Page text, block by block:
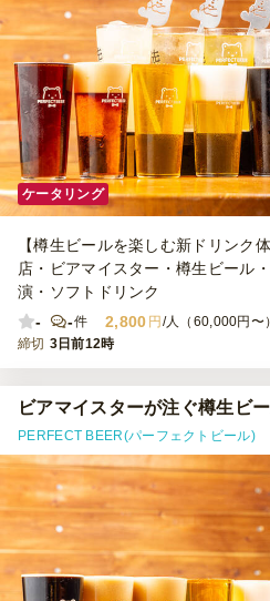
ケータリング
【樽生ビールを楽しむ新ドリンク
店・ビアマイスター・樽生ビール
演・ソフトドリンク
-
-件 2,800 円/人（60,000円〜）
締切 3日前12時
ビアマイスターが注ぐ樽生ビ
PERFECT BEER(パーフェクトビール)